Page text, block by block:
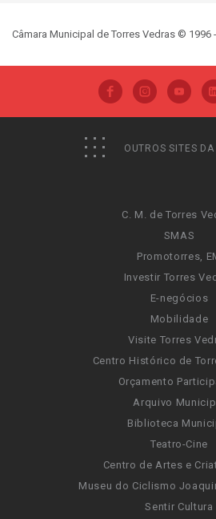
Câmara Municipal de Torres Vedras © 1996 -
OUTROS SITES
C. M. de Torres
SMAS
Promotorres,
Investir Torres
E-negócios
Mobilidade
Visite Torres
Centro Histórico de
Orçamento
Arquivo
Biblioteca
Teatro-Cine
Centro de Artes e
Museu do Ciclismo
Sentir Cultura